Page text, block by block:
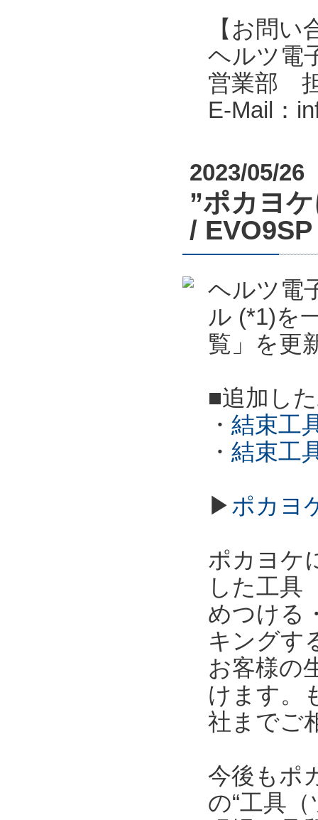
【お問い
ヘルツ電
営業部
E-Mail：
2023/05/26
”ポカヨ
/
ヘルツ電
ル (*1)を
覧」を更
■追加し
・ 結束工
・ 結束工
▶ポカヨ
ポカヨケ
した工具
めつける
キングす
お客様の
けます。
社までご
今後もポ
の“工具